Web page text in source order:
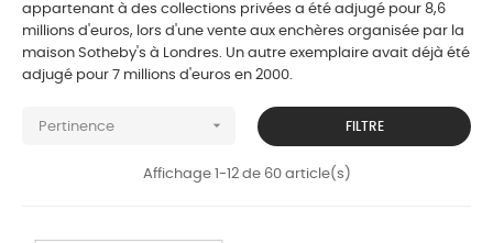
appartenant à des collections privées a été adjugé pour 8,6
millions d'euros, lors d'une vente aux enchères organisée par la
maison Sotheby's à Londres. Un autre exemplaire avait déjà été
adjugé pour 7 millions d'euros en 2000.
Pertinence  FILTRE
Affichage 1-12 de 60 article(s)